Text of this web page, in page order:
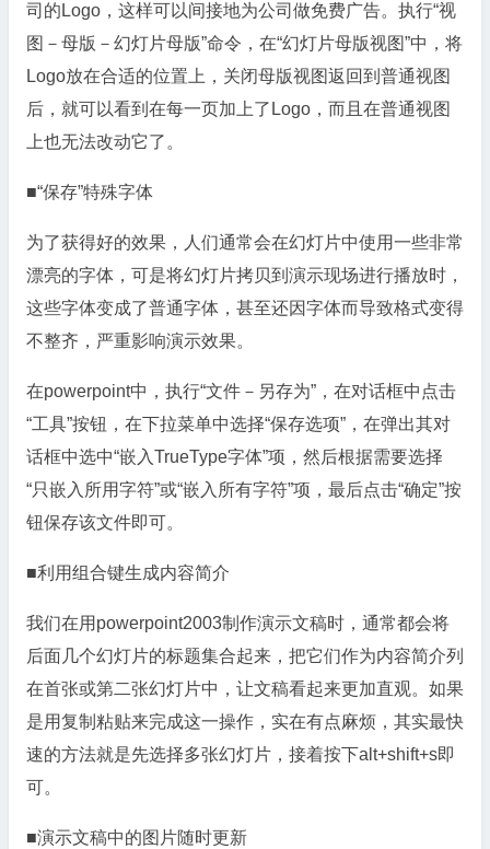
司的Logo，这样可以间接地为公司做免费广告。执行“视
图－母版－幻灯片母版”命令，在“幻灯片母版视图”中，将
Logo放在合适的位置上，关闭母版视图返回到普通视图
后，就可以看到在每一页加上了Logo，而且在普通视图
上也无法改动它了。
■“保存”特殊字体
为了获得好的效果，人们通常会在幻灯片中使用一些非常
漂亮的字体，可是将幻灯片拷贝到演示现场进行播放时，
这些字体变成了普通字体，甚至还因字体而导致格式变得
不整齐，严重影响演示效果。
在powerpoint中，执行“文件－另存为”，在对话框中点击
“工具”按钮，在下拉菜单中选择“保存选项”，在弹出其对
话框中选中“嵌入TrueType字体”项，然后根据需要选择
“只嵌入所用字符”或“嵌入所有字符”项，最后点击“确定”按
钮保存该文件即可。
■利用组合键生成内容简介
我们在用powerpoint2003制作演示文稿时，通常都会将
后面几个幻灯片的标题集合起来，把它们作为内容简介列
在首张或第二张幻灯片中，让文稿看起来更加直观。如果
是用复制粘贴来完成这一操作，实在有点麻烦，其实最快
速的方法就是先选择多张幻灯片，接着按下alt+shift+s即
可。
■演示文稿中的图片随时更新